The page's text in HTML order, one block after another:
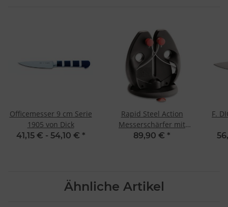
Officemesser 9 cm Serie
1905 von Dick
41,15 € - 54,10 € *
Rapid Steel Action
Messerschärfer mit
Standplatte
89,90 € *
F.
Ähnliche Artikel